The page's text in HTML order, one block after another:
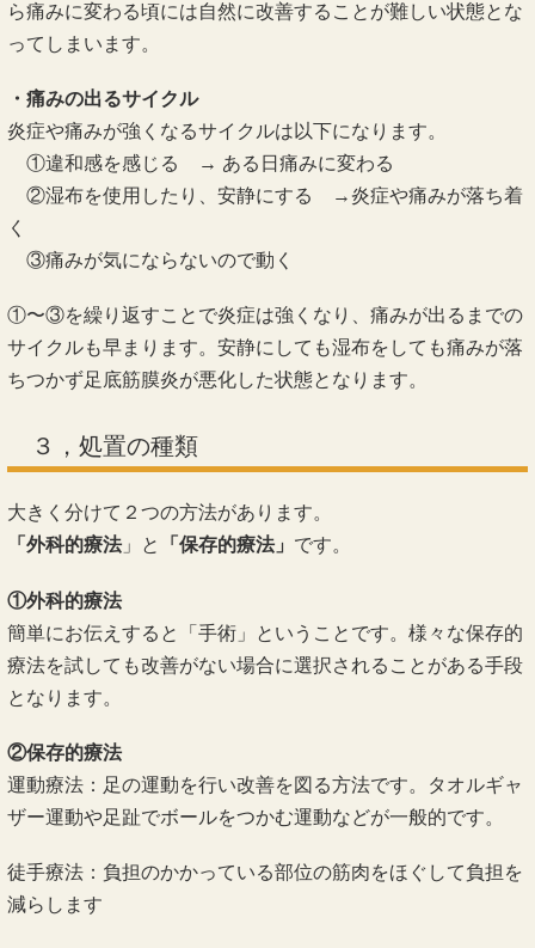
ら痛みに変わる頃には自然に改善することが難しい状態とな
ってしまいます。
・痛みの出るサイクル
炎症や痛みが強くなるサイクルは以下になります。
①違和感を感じる → ある日痛みに変わる
②湿布を使用したり、安静にする →炎症や痛みが落ち着
く
③痛みが気にならないので動く
①〜③を繰り返すことで炎症は強くなり、痛みが出るまでの
サイクルも早まります。安静にしても湿布をしても痛みが落
ちつかず足底筋膜炎が悪化した状態となります。
３，処置の種類
大きく分けて２つの方法があります。
「外科的療法」と 「保存的療法」 です。
①外科的療法
簡単にお伝えすると「手術」ということです。様々な保存的
療法を試しても改善がない場合に選択されることがある手段
となります。
②保存的療法
運動療法：足の運動を行い改善を図る方法です。タオルギャ
ザー運動や足趾でボールをつかむ運動などが一般的です。
徒手療法：負担のかかっている部位の筋肉をほぐして負担を
減らします